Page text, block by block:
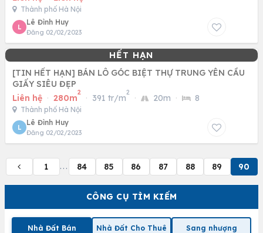
CÔNG CỤ TÌM KIẾM
Nhà Đất Bán Nhà Đất Cho Thuê Sang nhượng
Thành phố Hà Nội
L
Lê Đình Huy
Đăng 02/02/2023
[TIN HẾT HẠN] BÁN LÔ GÓC BIỆT THỰ TRUNG YÊN CẦU
GIẤY SIÊU ĐẸP
Liên hệ · 280m
2
· 391 tr/m
2
· 20m · 8
Thành phố Hà Nội
L
Lê Đình Huy
Đăng 02/02/2023
1 ... 84 85 86 87 88 89 90